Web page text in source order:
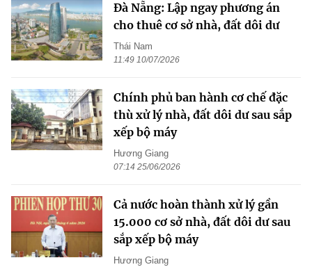
Đà Nẵng: Lập ngay phương án
cho thuê cơ sở nhà, đất dôi dư
Thái Nam
11:49 10/07/2026
Chính phủ ban hành cơ chế đặc
thù xử lý nhà, đất dôi dư sau sắp
xếp bộ máy
Hương Giang
07:14 25/06/2026
Cả nước hoàn thành xử lý gần
15.000 cơ sở nhà, đất dôi dư sau
sắp xếp bộ máy
Hương Giang